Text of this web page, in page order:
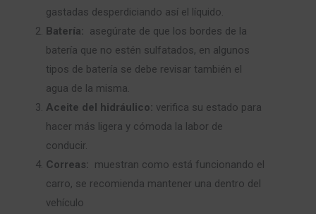
gastadas desperdiciando así el líquido.
Batería: asegúrate de que los bordes de la
batería que no estén sulfatados, en algunos
tipos de batería se debe revisar también el
agua de la misma.
Aceite del hidráulico: verifica su estado para
hacer más ligera y cómoda la labor de
conducir.
Correas: muestran como está funcionando el
carro, se recomienda mantener una dentro del
vehículo